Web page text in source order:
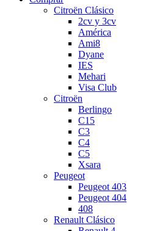
Citroën Clásico
2cv y 3cv
América
Ami8
Dyane
IES
Mehari
Visa Club
Citroën
Berlingo
C15
C3
C4
C5
Xsara
Peugeot
Peugeot 403
Peugeot 404
408
Renault Clásico